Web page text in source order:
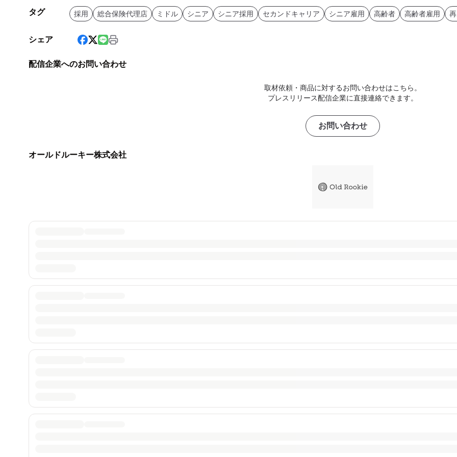
タグ 採用 総合保険代理店 ミドル シニア シニア採用 セカンドキャリア シニア雇用 高齢者 高齢者雇用
シェア
配信企業へのお問い合わせ
取材依頼・商品に対するお問い合わせはこちら。
プレスリリース配信企業に直接連絡できます。
お問い合わせ
オールドルーキー株式会社